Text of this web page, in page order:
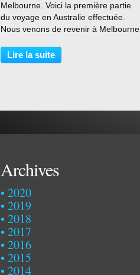
Melbourne. Voici la première partie
du voyage en Australie effectuée.
Nous venons de revenir à Melbourne
kilomètres ..... En regardant la carte
(version schématique) de notre
Lire la suite
Archives
2020
2019
2018
2017
2016
2015
2014